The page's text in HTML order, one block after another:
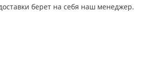
берет на себя наш менеджер.